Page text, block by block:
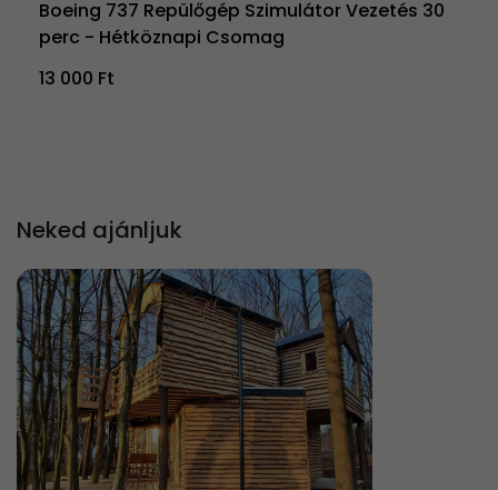
Boeing 737 Repülőgép Szimulátor Vezetés 30
perc - Hétköznapi Csomag
13 000 Ft
Neked ajánljuk